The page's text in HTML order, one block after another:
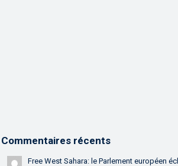
Commentaires récents
Free West Sahara: le Parlement européen